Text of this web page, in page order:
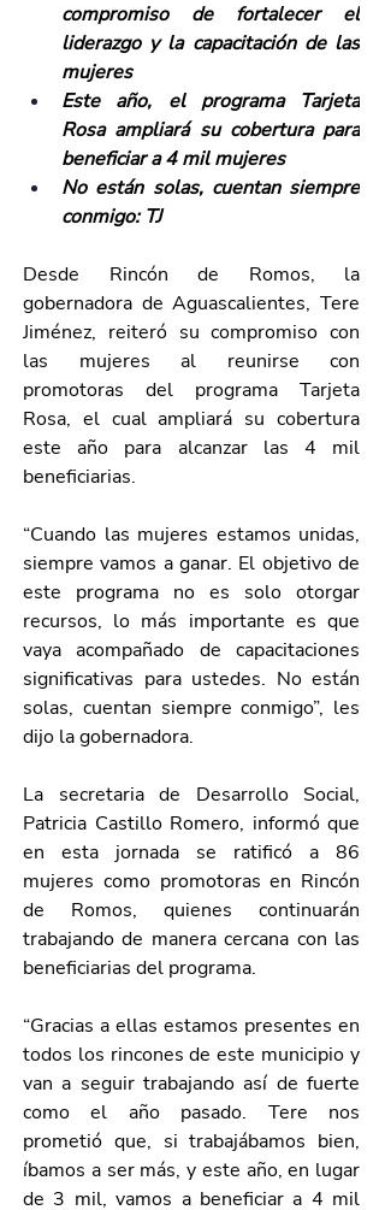
compromiso de fortalecer el
liderazgo y la capacitación de las
mujeres
Este año, el programa Tarjeta
Rosa ampliará su cobertura para
beneficiar a 4 mil mujeres
No están solas, cuentan siempre
conmigo: TJ
Desde Rincón de Romos, la
gobernadora de Aguascalientes, Tere
Jiménez, reiteró su compromiso con
las mujeres al reunirse con
promotoras del programa Tarjeta
Rosa, el cual ampliará su cobertura
este año para alcanzar las 4 mil
beneficiarias.
“Cuando las mujeres estamos unidas,
siempre vamos a ganar. El objetivo de
este programa no es solo otorgar
recursos, lo más importante es que
vaya acompañado de capacitaciones
significativas para ustedes. No están
solas, cuentan siempre conmigo”, les
dijo la gobernadora.
La secretaria de Desarrollo Social,
Patricia Castillo Romero, informó que
en esta jornada se ratificó a 86
mujeres como promotoras en Rincón
de Romos, quienes continuarán
trabajando de manera cercana con las
beneficiarias del programa.
“Gracias a ellas estamos presentes en
todos los rincones de este municipio y
van a seguir trabajando así de fuerte
como el año pasado. Tere nos
prometió que, si trabajábamos bien,
íbamos a ser más, y este año, en lugar
de 3 mil, vamos a beneficiar a 4 mil